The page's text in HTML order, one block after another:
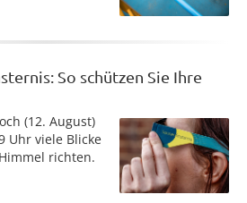
So schützen Sie Ihre
(12. August)
Uhr viele Blicke
richten.